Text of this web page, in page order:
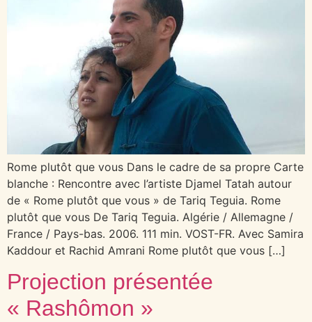
Rome plutôt que vous Dans le cadre de sa propre Carte
blanche : Rencontre avec l’artiste Djamel Tatah autour
de « Rome plutôt que vous » de Tariq Teguia. Rome
plutôt que vous De Tariq Teguia. Algérie / Allemagne /
France / Pays-bas. 2006. 111 min. VOST-FR. Avec Samira
Kaddour et Rachid Amrani Rome plutôt que vous […]
Projection présentée
« Rashômon »